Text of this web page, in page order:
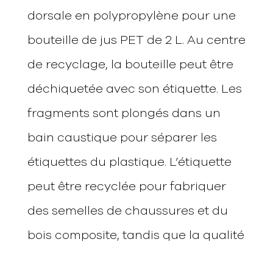
dorsale en polypropylène pour une
bouteille de jus PET de 2 L. Au centre
de recyclage, la bouteille peut être
déchiquetée avec son étiquette. Les
fragments sont plongés dans un
bain caustique pour séparer les
étiquettes du plastique. L’étiquette
peut être recyclée pour fabriquer
des semelles de chaussures et du
bois composite, tandis que la qualité